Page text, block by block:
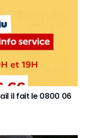
il fait le 0800 06